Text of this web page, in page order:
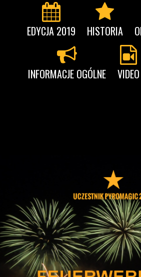
EDYCJA 2019 HISTORIA
INFORMACJE OGÓLNE VIDEO